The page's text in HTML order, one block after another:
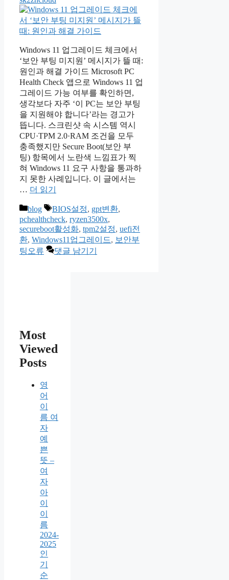
Windows 11 업그레이드 체크에서
‘보안 부팅 미지원’ 메시지가 뜰 때:
원인과 해결 가이드 Microsoft PC
Health Check 앱으로 Windows 11 업
그레이드 가능 여부를 확인하면,
생각보다 자주 ‘이 PC는 보안 부팅
을 지원해야 합니다’라는 경고가
뜹니다. 스크린샷 속 시스템 역시
CPU·TPM 2.0·RAM 조건을 모두
충족했지만 Secure Boot(보안 부
팅) 항목에서 노란색 느낌표가 찍
혀 Windows 11 요구 사항을 통과하
지 못한 사례입니다. 이 글에서는
… 더 읽기
카
테
고
리
blog
태
그
BIOS설정, gpt변환,
pchealthcheck, ryzen3500x,
secureboot활성화, tpm2설정, uefi전
환, Windows11업그레이드, 보안부
팅오류
댓글 남기기
Most
Viewed
Posts
영
어
이
름 여
자
예
쁜
뜻 –
여
자
아
이
이
름
2024-
2025
인
기
순